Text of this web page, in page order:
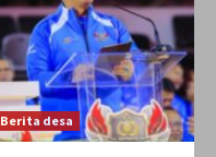
Berita desa